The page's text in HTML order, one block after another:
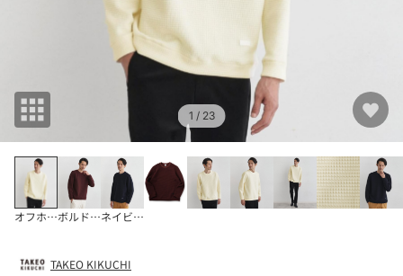
1 / 23
オフホワイト(003
ボルドー(064)ネイビー(094)
TAKEO KIKUCHI